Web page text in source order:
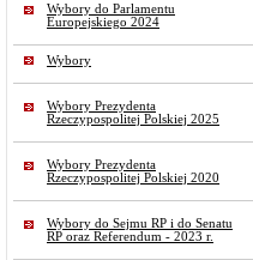
Wybory do Parlamentu
Europejskiego 2024
Wybory
Wybory Prezydenta
Rzeczypospolitej Polskiej 2025
Wybory Prezydenta
Rzeczypospolitej Polskiej 2020
Wybory do Sejmu RP i do Senatu
RP oraz Referendum - 2023 r.